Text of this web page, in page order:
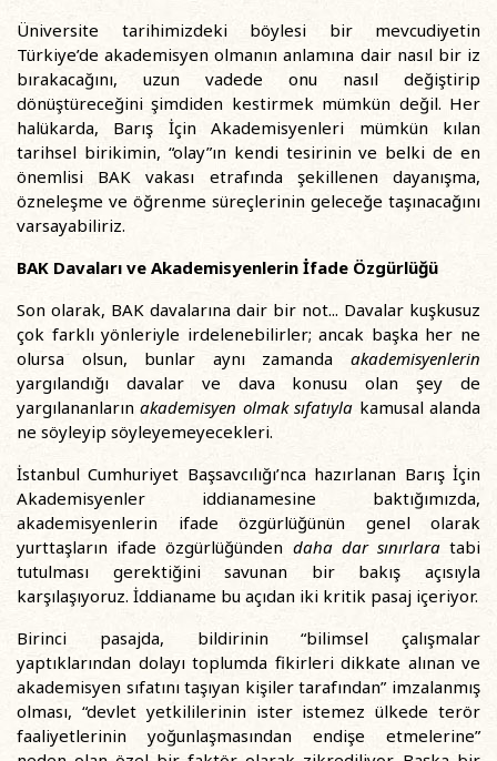
Üniversite tarihimizdeki böylesi bir mevcudiyetin
Türkiye’de akademisyen olmanın anlamına dair nasıl bir iz
bırakacağını, uzun vadede onu nasıl değiştirip
dönüştüreceğini şimdiden kestirmek mümkün değil. Her
halükarda, Barış İçin Akademisyenleri mümkün kılan
tarihsel birikimin, “olay”ın kendi tesirinin ve belki de en
önemlisi BAK vakası etrafında şekillenen dayanışma,
özneleşme ve öğrenme süreçlerinin geleceğe taşınacağını
varsayabiliriz.
BAK Davaları ve Akademisyenlerin İfade Özgürlüğü
Son olarak, BAK davalarına dair bir not... Davalar kuşkusuz
çok farklı yönleriyle irdelenebilirler; ancak başka her ne
olursa olsun, bunlar aynı zamanda akademisyenlerin
yargılandığı davalar ve dava konusu olan şey de
yargılananlarınakademisyen olmak sıfatıyla kamusal alanda
ne söyleyip söyleyemeyecekleri.
İstanbul Cumhuriyet Başsavcılığı’nca hazırlanan Barış İçin
Akademisyenler iddianamesine baktığımızda,
akademisyenlerin ifade özgürlüğünün genel olarak
yurttaşların ifade özgürlüğünden daha dar sınırlaratabi
tutulması gerektiğini savunan bir bakış açısıyla
karşılaşıyoruz. İddianame bu açıdan iki kritik pasaj içeriyor.
Birinci pasajda, bildirinin “bilimsel çalışmalar
yaptıklarından dolayı toplumda fikirleri dikkate alınan ve
akademisyen sıfatını taşıyan kişiler tarafından” imzalanmış
olması, “devlet yetkililerinin ister istemez ülkede terör
faaliyetlerinin yoğunlaşmasından endişe etmelerine”